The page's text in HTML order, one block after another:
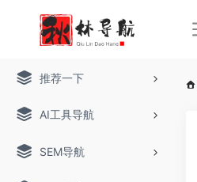
推荐一下
AI工具导航
SEM导航